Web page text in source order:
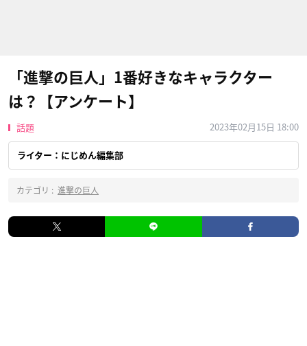
「進撃の巨人」1番好きなキャラクター
は？【アンケート】
話題 2023年02月15日 18:00
ライター：にじめん編集部
カテゴリ : 進撃の巨人